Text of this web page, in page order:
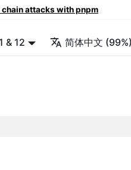
attacks with pnpm
& 12 简体中文 (99%)